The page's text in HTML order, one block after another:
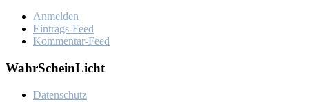
Anmelden
Eintrags-Feed
Kommentar-Feed
Wahr­Schein­Licht
Da­ten­schutz